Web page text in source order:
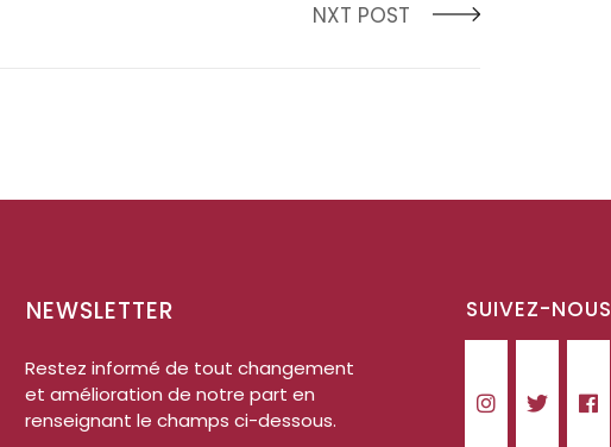
NXT POST
NEWSLETTER
Restez informé de tout changement
et amélioration de notre part en
renseignant le champs ci-dessous.
SUIVEZ-NOUS